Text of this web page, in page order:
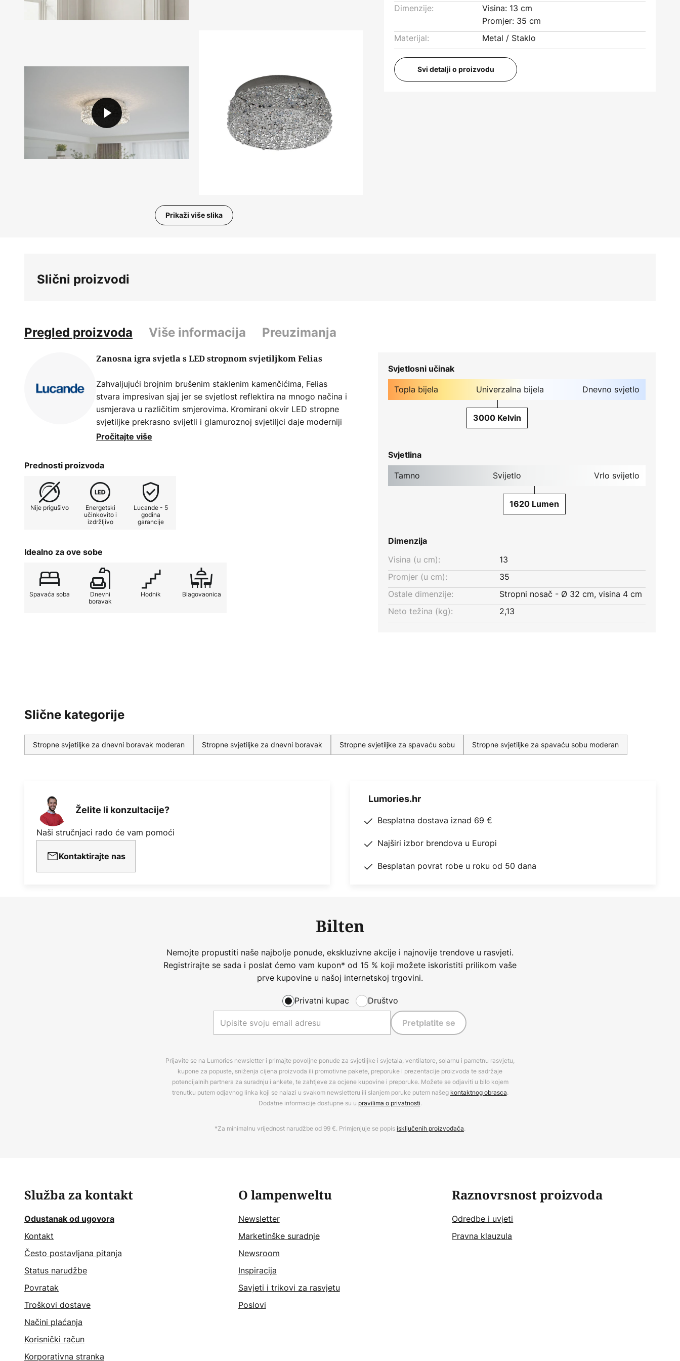
Prikaži više slika
Dimenzije:
Visina: 13 cm
Promjer: 35 cm
Materijal:
Metal / Staklo
Svi detalji o proizvodu
Slični proizvodi
Pregled proizvoda Više informacija Preuzimanja
Zanosna igra svjetla s LED stropnom svjetiljkom Felias
Zahvaljujući brojnim brušenim staklenim kamenčićima, Felias
stvara impresivan sjaj jer se svjetlost reflektira na mnogo načina i
usmjerava u različitim smjerovima. Kromirani okvir LED stropne
svjetiljke prekrasno svijetli i glamuroznoj svjetiljci daje moderniji
karakter. LED diode osiguravaju uštedu energije, ali jaku rasvjetu.
Pročitajte više
Prednosti proizvoda
Nije prigušivo
Energetski
učinkovito i
izdržljivo
Lucande - 5
godina
garancije
Idealno za ove sobe
Spavaća soba
Dnevni
boravak
Hodnik Blagovaonica
Svjetlosni učinak
Topla bijela Univerzalna bijela Dnevno svjetlo
3000 Kelvin
Svjetlina
Tamno Svijetlo Vrlo svijetlo
1620 Lumen
Dimenzija
Visina (u cm):
13
Promjer (u cm):
35
Ostale dimenzije:
Stropni nosač - Ø 32 cm, visina 4 cm
Neto težina (kg):
2,13
Slične kategorije
Stropne svjetiljke za dnevni boravak moderan Stropne svjetiljke za dnevni boravak Stropne svjetiljke za spavaću sobu Stropne svjetiljke za spavaću sobu moderan
Želite li konzultacije?
Naši stručnjaci rado će vam pomoći
Kontaktirajte nas
Lumories.hr
Besplatna dostava iznad 69 €
Najširi izbor brendova u Europi
Besplatan povrat robe u roku od 50 dana
Bilten
Nemojte propustiti naše najbolje ponude, ekskluzivne akcije i najnovije trendove u rasvjeti.
Registrirajte se sada i poslat ćemo vam kupon* od 15 % koji možete iskoristiti prilikom vaše
prve kupovine u našoj internetskoj trgovini.
Privatni kupac Društvo
Pretplatite se
Prijavite se na Lumories newsletter i primajte povoljne ponude za svjetiljke i svjetala, ventilatore, solarnu i pametnu rasvjetu,
kupone za popuste, sniženja cijena proizvoda ili promotivne pakete, preporuke i prezentacije proizvoda te sadržaje
potencijalnih partnera za suradnju i ankete, te zahtjeve za ocjene kupovine i preporuke. Možete se odjaviti u bilo kojem
trenutku putem odjavnog linka koji se nalazi u svakom newsletteru ili slanjem poruke putem našeg kontaktnog obrasca.
Dodatne informacije dostupne su u pravilima o privatnosti.
*Za minimalnu vrijednost narudžbe od 99 €. Primjenjuje se popisisključenih proizvođača.
Služba za kontakt
Odustanak od ugovora
Kontakt
Često postavljana pitanja
Status narudžbe
Povratak
Troškovi dostave
Načini plaćanja
Korisnički račun
Korporativna stranka
O lampenweltu
Newsletter
Marketinške suradnje
Newsroom
Inspiracija
Savjeti i trikovi za rasvjetu
Poslovi
Raznovrsnost proizvoda
Odredbe i uvjeti
Pravna klauzula